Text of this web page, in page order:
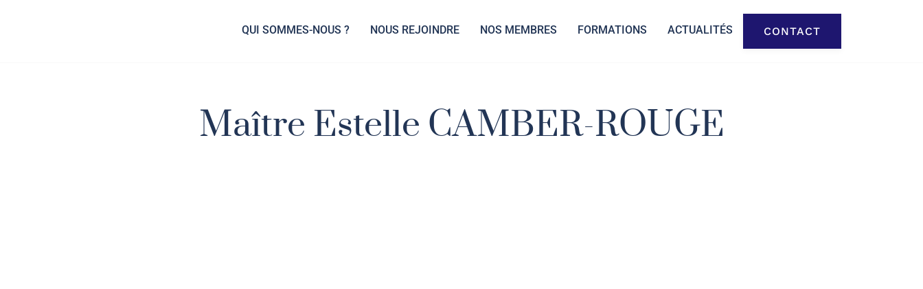
QUI SOMMES-NOUS ? NOUS REJOINDRE NOS MEMBRES FORMATIONS ACTUALITÉS CONTACT
Maître Estelle CAMBER-ROUGE